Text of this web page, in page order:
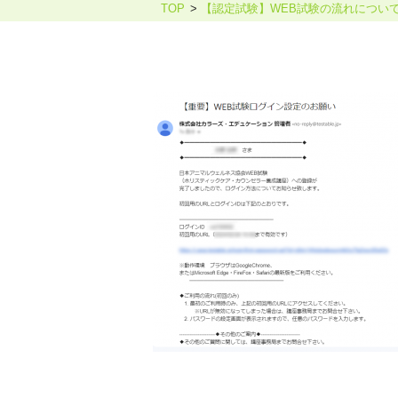
ホリスティックケア・カウンセ
TOP 【認定試験】WEB試験の流れについ